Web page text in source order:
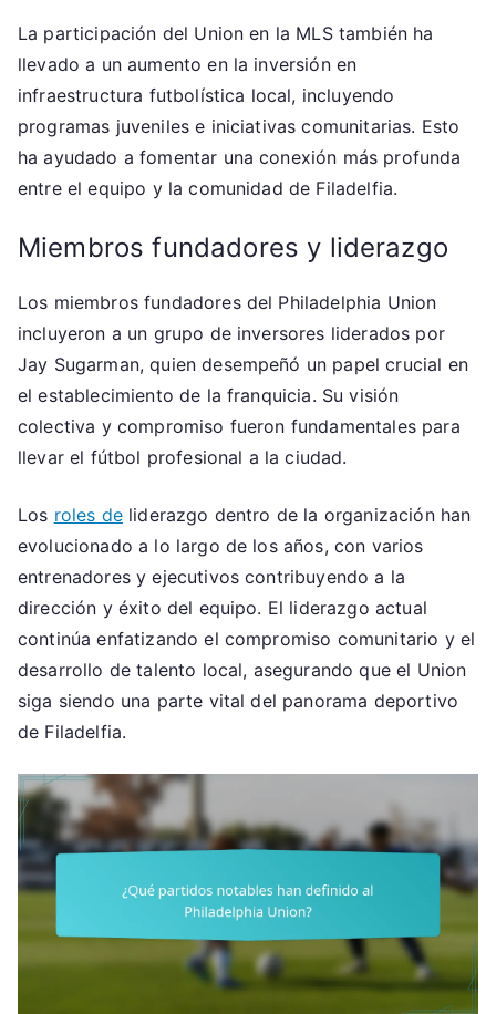
La participación del Union en la MLS también ha
llevado a un aumento en la inversión en
infraestructura futbolística local, incluyendo
programas juveniles e iniciativas comunitarias. Esto
ha ayudado a fomentar una conexión más profunda
entre el equipo y la comunidad de Filadelfia.
Miembros fundadores y liderazgo
Los miembros fundadores del Philadelphia Union
incluyeron a un grupo de inversores liderados por
Jay Sugarman, quien desempeñó un papel crucial en
el establecimiento de la franquicia. Su visión
colectiva y compromiso fueron fundamentales para
llevar el fútbol profesional a la ciudad.
Los roles deliderazgo dentro de la organización han
evolucionado a lo largo de los años, con varios
entrenadores y ejecutivos contribuyendo a la
dirección y éxito del equipo. El liderazgo actual
continúa enfatizando el compromiso comunitario y el
desarrollo de talento local, asegurando que el Union
siga siendo una parte vital del panorama deportivo
de Filadelfia.